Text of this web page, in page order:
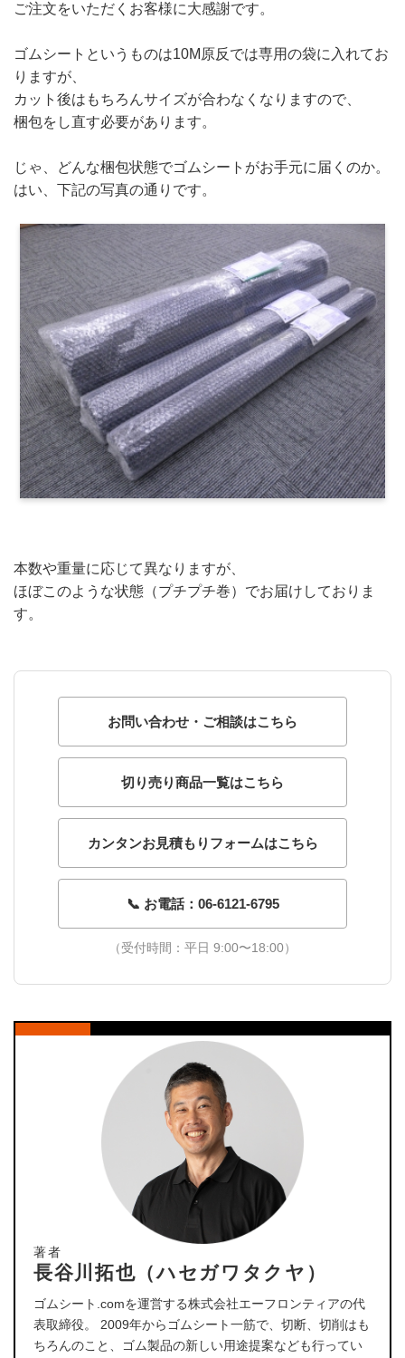
ご注文をいただくお客様に大感謝です。
ゴムシートというものは10M原反では専用の袋に入れてお
りますが、
カット後はもちろんサイズが合わなくなりますので、
梱包をし直す必要があります。
じゃ、どんな梱包状態でゴムシートがお手元に届くのか。
はい、下記の写真の通りです。
本数や重量に応じて異なりますが、
ほぼこのような状態（プチプチ巻）でお届けしておりま
す。
お問い合わせ・ご相談はこちら
切り売り商品一覧はこちら
カンタンお見積もりフォームはこちら
📞 お電話：06-6121-6795
（受付時間：平日 9:00〜18:00）
著者
長谷川拓也（ハセガワタクヤ）
ゴムシート.comを運営する株式会社エーフロンティアの代
表取締役。 2009年からゴムシート一筋で、切断、切削はも
ちろんのこと、ゴム製品の新しい用途提案なども行ってい